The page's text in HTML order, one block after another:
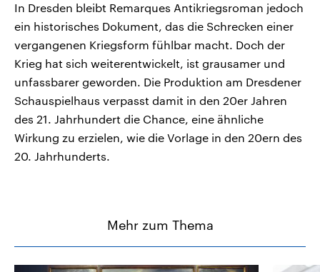
In Dresden bleibt Remarques Antikriegsroman jedoch
ein historisches Dokument, das die Schrecken einer
vergangenen Kriegsform fühlbar macht. Doch der
Krieg hat sich weiterentwickelt, ist grausamer und
unfassbarer geworden. Die Produktion am Dresdener
Schauspielhaus verpasst damit in den 20er Jahren
des 21. Jahrhundert die Chance, eine ähnliche
Wirkung zu erzielen, wie die Vorlage in den 20ern des
20. Jahrhunderts.
Mehr zum Thema